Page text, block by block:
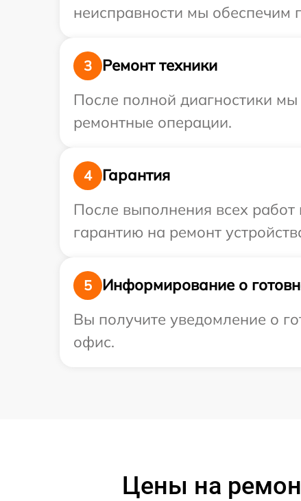
неисправности мы обеспечим
3
Ремонт техники
После полной диагностики
ремонтные операции.
4
Гарантия
После выполнения всех
гарантию на ремонт
5
Информирование о
Вы получите уведомление о
офис.
Цены на